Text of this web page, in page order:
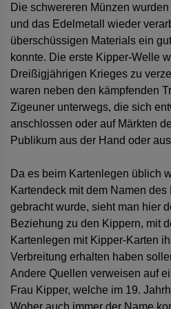
Die schwereren Münzen
und das Edelmetall wieder
überschüssigen Materials ein
konnte. Die erste Kipper-Welle
Dreißigjährigen Krieges zu
waren neben den kämpfenden
Zigeuner unterwegs, die sich
anschlossen oder auf Märkten
Publikum aus der Hand oder
Da es beim Kartenlegen üblich
Kartendeck mit dem Namen
gebracht wurde, sieht man hier
Beziehung zu den Kippern, mit
Kartenlegen mit Kipper-Karten
Verbreitung erhalten haben
Andere Quellen verweisen auf
Frau Kipper, welche im 19.
Woher auch immer der Name